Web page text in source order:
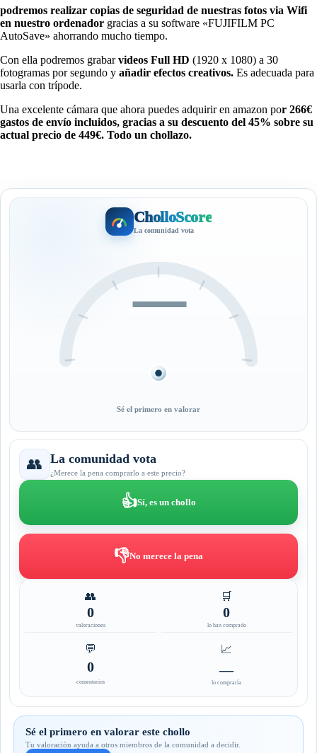
podremos realizar copias de seguridad de nuestras fotos via Wifi
en nuestro ordenador gracias a su software «FUJIFILM PC
AutoSave» ahorrando mucho tiempo.
Con ella podremos grabarvideos Full HD (1920 x 1080) a 30
fotogramas por segundo y añadir efectos creativos. Es adecuada para
usarla con trípode.
Una excelente cámara que ahora puedes adquirir en amazon por 266€
gastos de envío incluidos, gracias a su descuento del 45% sobre su
actual precio de 449€. Todo un chollazo.
CholloScore
La comunidad vota
—
Sé el primero en valorar
👥 La comunidad vota
¿Merece la pena comprarlo a este precio?
👍Sí, es un chollo
👎No merece la pena
👥
0
valoraciones
🛒
0
lo han comprado
💬
0
comentarios
📈
—
lo compraría
Sé el primero en valorar este chollo
Tu valoración ayuda a otros miembros de la comunidad a decidir.